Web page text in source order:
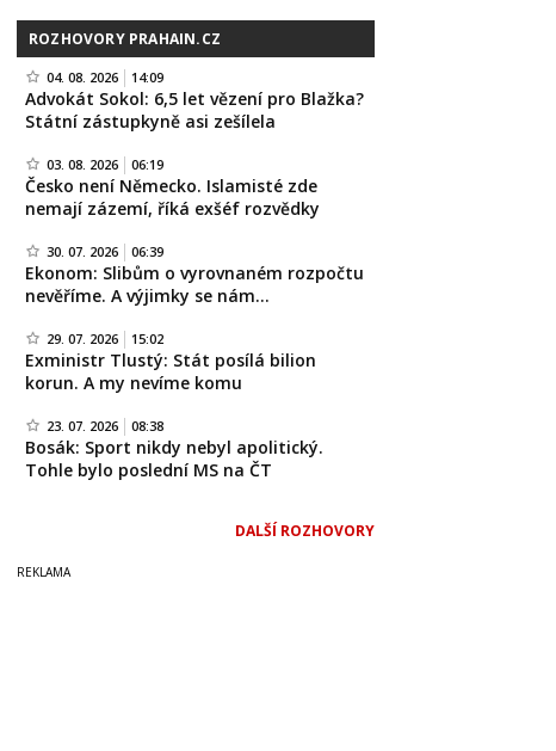
ROZHOVORY PRAHAIN.CZ
04. 08. 2026 14:09
Advokát Sokol: 6,5 let vězení pro Blažka?
Státní zástupkyně asi zešílela
03. 08. 2026 06:19
Česko není Německo. Islamisté zde
nemají zázemí, říká exšéf rozvědky
30. 07. 2026 06:39
Ekonom: Slibům o vyrovnaném rozpočtu
nevěříme. A výjimky se nám…
29. 07. 2026 15:02
Exministr Tlustý: Stát posílá bilion
korun. A my nevíme komu
23. 07. 2026 08:38
Bosák: Sport nikdy nebyl apolitický.
Tohle bylo poslední MS na ČT
DALŠÍ ROZHOVORY